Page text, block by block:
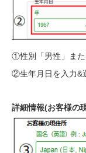
①性別「男性」ま
②生年月日を入力&
詳細情報(お客様の